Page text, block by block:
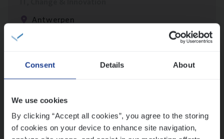
Consent Details About
We use cookies
By clicking “Accept all cookies”, you agree to the storing
of cookies on your device to enhance site navigation,
Antwerpen
Lees onze verhalen
versterken
Mathias houdt van diepgaande dossiers én droge
humor